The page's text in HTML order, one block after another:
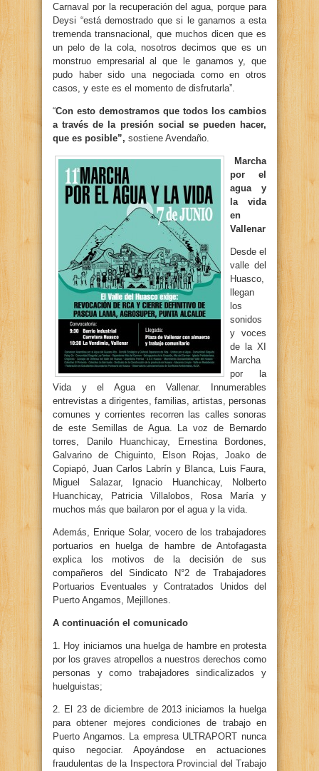
Carnaval por la recuperación del agua, porque para
Deysi “está demostrado que si le ganamos a esta
tremenda transnacional, que muchos dicen que es
un pelo de la cola, nosotros decimos que es un
monstruo empresarial al que le ganamos y, que
pudo haber sido una negociada como en otros
casos, y este es el momento de disfrutarla”.
“Con esto demostramos que todos los cambios
a través de la presión social se pueden hacer,
que es posible”, sostiene Avendaño.
Marcha
por el
agua y
la vida
en
Vallenar
Desde el
valle del
Huasco,
llegan
los
sonidos
y voces
de la XI
Marcha
por la
Vida y el Agua en Vallenar. Innumerables
entrevistas a dirigentes, familias, artistas, personas
comunes y corrientes recorren las calles sonoras
de este Semillas de Agua. La voz de Bernardo
torres, Danilo Huanchicay, Ernestina Bordones,
Galvarino de Chiguinto, Elson Rojas, Joako de
Copiapó, Juan Carlos Labrín y Blanca, Luis Faura,
Miguel Salazar, Ignacio Huanchicay, Nolberto
Huanchicay, Patricia Villalobos, Rosa María y
muchos más que bailaron por el agua y la vida.
Además, Enrique Solar, vocero de los trabajadores
portuarios en huelga de hambre de Antofagasta
explica los motivos de la decisión de sus
compañeros del Sindicato N°2 de Trabajadores
Portuarios Eventuales y Contratados Unidos del
Puerto Angamos, Mejillones.
A continuación el comunicado
1. Hoy iniciamos una huelga de hambre en protesta
por los graves atropellos a nuestros derechos como
personas y como trabajadores sindicalizados y
huelguistas;
2. El 23 de diciembre de 2013 iniciamos la huelga
para obtener mejores condiciones de trabajo en
Puerto Angamos. La empresa ULTRAPORT nunca
quiso negociar. Apoyándose en actuaciones
fraudulentas de la Inspectora Provincial del Trabajo